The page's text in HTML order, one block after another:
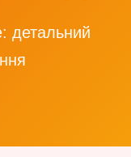
детальний